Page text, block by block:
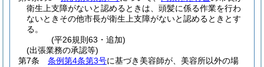
衛生上支障がないと認めるときは、頭髪に係る作業を行わ
ないときその他市長が衛生上支障がないと認めるときとす
る。
(平26規則63・追加)
(出張業務の承認等)
第7条
条例第4条第3号に基づき美容師が、美容所以外の場